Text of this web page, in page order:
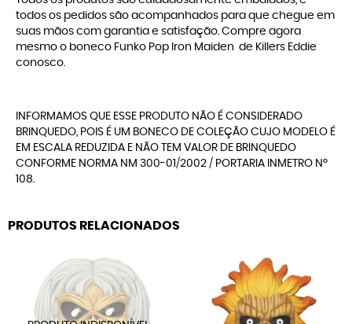
todos os pedidos são acompanhados para que chegue em
suas mãos com garantia e satisfação. Compre agora
mesmo o boneco Funko Pop Iron Maiden de Killers Eddie
conosco.
INFORMAMOS QUE ESSE PRODUTO NÃO É CONSIDERADO
BRINQUEDO, POIS É UM BONECO DE COLEÇÃO CUJO MODELO É
EM ESCALA REDUZIDA E NÃO TEM VALOR DE BRINQUEDO
CONFORME NORMA NM 300-01/2002 / PORTARIA INMETRO Nº
108.
PRODUTOS RELACIONADOS